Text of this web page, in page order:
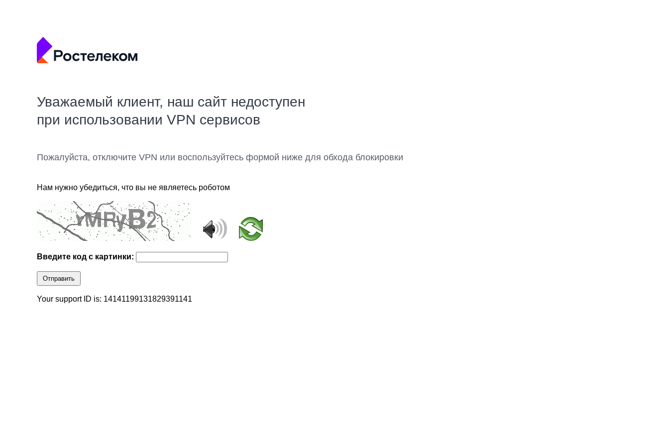
Уважаемый клиент, наш сайт недоступен
при использовании VPN сервисов
Пожалуйста, отключите VPN или воспользуйтесь формой ниже для обхода блокировки
Нам нужно убедиться, что вы не являетесь роботом
Введите код с картинки:
Отправить
Your support ID is: 14141199131829391141